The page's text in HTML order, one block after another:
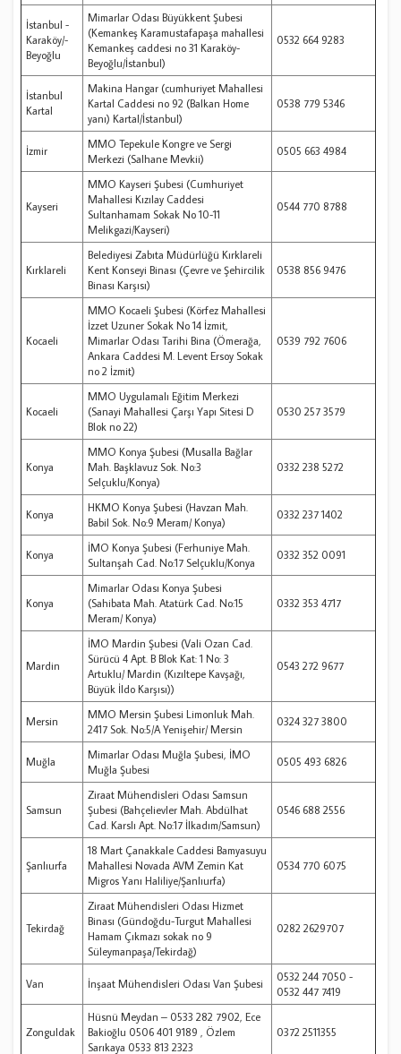
İstanbul -
Karaköy/-
Beyoğlu
Mimarlar Odası Büyükkent Şubesi
(Kemankeş Karamustafapaşa mahallesi
Kemankeş caddesi no 31 Karaköy-
Beyoğlu/İstanbul)
0532 664 9283
İstanbul
Kartal
Makina Hangar (cumhuriyet Mahallesi
Kartal Caddesi no 92 (Balkan Home
yanı) Kartal/İstanbul)
0538 779 5346
İzmir
MMO Tepekule Kongre ve Sergi
Merkezi (Salhane Mevkii)
0505 663 4984
Kayseri
MMO Kayseri Şubesi (Cumhuriyet
Mahallesi Kızılay Caddesi
Sultanhamam Sokak No 10-11
Melikgazi/Kayseri)
0544 770 8788
Kırklareli
Belediyesi Zabıta Müdürlüğü Kırklareli
Kent Konseyi Binası (Çevre ve Şehircilik
Binası Karşısı)
0538 856 9476
Kocaeli
MMO Kocaeli Şubesi (Körfez Mahallesi
İzzet Uzuner Sokak No 14 İzmit,
Mimarlar Odası Tarihi Bina (Ömerağa,
Ankara Caddesi M. Levent Ersoy Sokak
no 2 İzmit)
0539 792 7606
Kocaeli
MMO Uygulamalı Eğitim Merkezi
(Sanayi Mahallesi Çarşı Yapı Sitesi D
Blok no 22)
0530 257 3579
Konya
MMO Konya Şubesi (Musalla Bağlar
Mah. Başklavuz Sok. No:3
Selçuklu/Konya)
0332 238 5272
Konya
HKMO Konya Şubesi (Havzan Mah.
Babil Sok. No:9 Meram/ Konya)
0332 237 1402
Konya
İMO Konya Şubesi (Ferhuniye Mah.
Sultanşah Cad. No:17 Selçuklu/Konya
0332 352 0091
Konya
Mimarlar Odası Konya Şubesi
(Sahibata Mah. Atatürk Cad. No:15
Meram/ Konya)
0332 353 4717
Mardin
İMO Mardin Şubesi (Vali Ozan Cad.
Sürücü 4 Apt. B Blok Kat: 1 No: 3
Artuklu/ Mardin (Kızıltepe Kavşağı,
Büyük İldo Karşısı))
0543 272 9677
Mersin
MMO Mersin Şubesi Limonluk Mah.
2417 Sok. No:5/A Yenişehir/ Mersin
0324 327 3800
Muğla
Mimarlar Odası Muğla Şubesi, İMO
Muğla Şubesi
0505 493 6826
Samsun
Ziraat Mühendisleri Odası Samsun
Şubesi (Bahçelievler Mah. Abdülhat
Cad. Karslı Apt. No:17 İlkadım/Samsun)
0546 688 2556
Şanlıurfa
18 Mart Çanakkale Caddesi Bamyasuyu
Mahallesi Novada AVM Zemin Kat
Migros Yanı Haliliye/Şanlıurfa)
0534 770 6075
Tekirdağ
Ziraat Mühendisleri Odası Hizmet
Binası (Gündoğdu-Turgut Mahallesi
Hamam Çıkmazı sokak no 9
Süleymanpaşa/Tekirdağ)
0282 2629707
Van İnşaat Mühendisleri Odası Van Şubesi
0532 244 7050 -
0532 447 7419
Zonguldak
Hüsnü Meydan – 0533 282 7902, Ece
Bakioğlu 0506 401 9189 , Özlem
Sarıkaya 0533 813 2323
0372 2511355